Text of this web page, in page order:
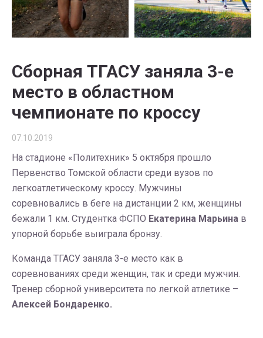
Сборная ТГАСУ заняла 3-е
место в областном
чемпионате по кроссу
07.10.2019
На стадионе «Политехник» 5 октября прошло
Первенство Томской области среди вузов по
легкоатлетическому кроссу. Мужчины
соревновались в беге на дистанции 2 км, женщины
бежали 1 км. Студентка ФСПО Екатерина Марьина в
упорной борьбе выиграла бронзу.
Команда ТГАСУ заняла 3-е место как в
соревнованиях среди женщин, так и среди мужчин.
Тренер сборной университета по легкой атлетике –
Алексей Бондаренко.